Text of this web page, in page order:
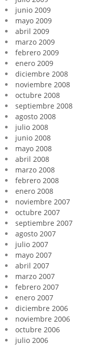
junio 2009
mayo 2009
abril 2009
marzo 2009
febrero 2009
enero 2009
diciembre 2008
noviembre 2008
octubre 2008
septiembre 2008
agosto 2008
julio 2008
junio 2008
mayo 2008
abril 2008
marzo 2008
febrero 2008
enero 2008
noviembre 2007
octubre 2007
septiembre 2007
agosto 2007
julio 2007
mayo 2007
abril 2007
marzo 2007
febrero 2007
enero 2007
diciembre 2006
noviembre 2006
octubre 2006
julio 2006